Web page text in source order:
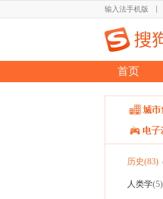
输入法手机版
首页
历史(83)
人类学(5)